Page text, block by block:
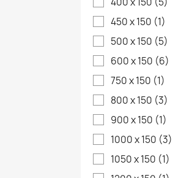
450 x 150 (1)
500 x 150 (5)
600 x 150 (6)
750 x 150 (1)
800 x 150 (3)
900 x 150 (1)
1000 x 150 (3)
1050 x 150 (1)